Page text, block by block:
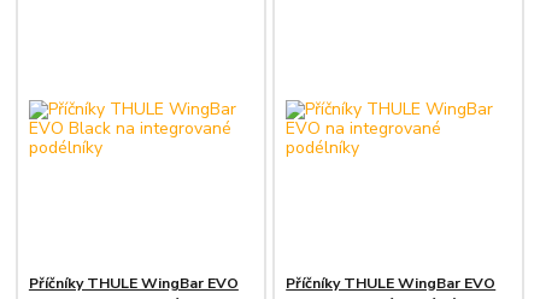
Příčníky THULE WingBar EVO
Příčníky THULE WingBar EVO